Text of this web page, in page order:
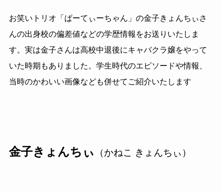
お笑いトリオ「ぱーてぃーちゃん」の金子きょんちぃさ
んの出身校の偏差値などの学歴情報をお送りいたしま
す。実は金子さんは高校中退後にキャバクラ嬢をやって
いた時期もありました。学生時代のエピソードや情報、
当時のかわいい画像なども併せてご紹介いたします
金子きょんちぃ （かねこ きょんちぃ）